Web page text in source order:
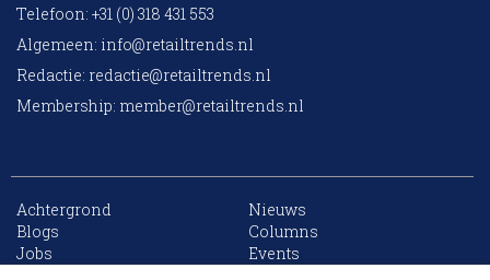
Telefoon: +31 (0) 318 431 553
Algemeen: info@retailtrends.nl
Redactie: redactie@retailtrends.nl
Membership: member@retailtrends.nl
Achtergrond
Nieuws
Blogs
Columns
Jobs
Events
10 collega’s